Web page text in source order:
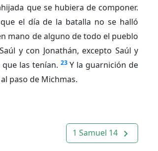
que se hubiera de componer.
el día de la batalla no se halló
mano de alguno de todo el pueblo
y con Jonathán, excepto Saúl y
las tenían. 23 Y la guarnición de
paso de Michmas.
1 Samuel 14 navigate_next